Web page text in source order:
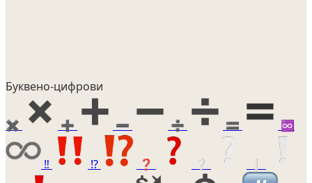
Буквено-цифрови
✖️ ➕ ➖ ➗ 🟰 ♾️
‼️ ⁉️ ❓ ❔ ❕